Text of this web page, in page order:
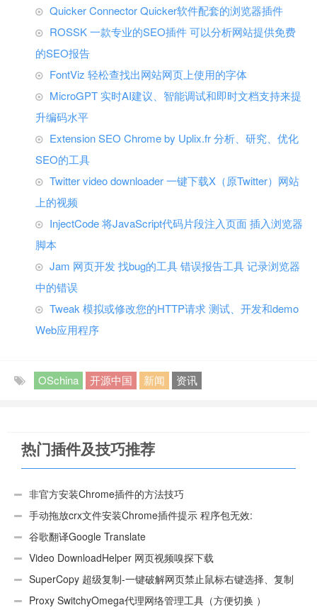
Quicker Connector Quicker软件配套的浏览器插件
ROSSK 一款专业的SEO插件 可以分析网站提供免费
的SEO报告
FontViz 轻松查找出网站网页上使用的字体
MicroGPT 实时AI建议、智能调试和即时文档支持来提
升编码水平
Extension SEO Chrome by Uplix.fr 分析、研究、优化
SEO的工具
Twitter video downloader 一键下载X（原Twitter）网站
上的视频
InjectCode 将JavaScript代码片段注入页面 插入浏览器
脚本
Jam 网页开发 找bug的工具 错误报告工具 记录浏览器
中的错误
Tweak 模拟或修改您的HTTP请求 测试、开发和demo
Web应用程序
OSchina 开源中国 新闻 资讯
热门插件及技巧推荐
非官方安装Chrome插件的方法技巧
手动拖放crx文件安装Chrome插件提示 程序包无效:
“CEX_HEADER_INVALID”的解决办法
谷歌翻译Google Translate
Video DownloadHelper 网页视频嗅探下载
SuperCopy 超级复制-一键破解网页禁止鼠标右键选择、复制
Proxy SwitchyOmega代理网络管理工具（方便切换 ）